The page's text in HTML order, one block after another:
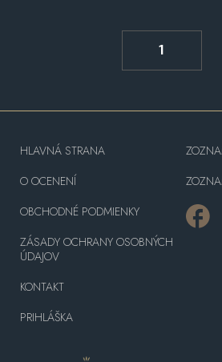
1
HLAVNÁ STRANA
O OCENENÍ
OBCHODNÉ PODMIENKY
ZÁSADY OCHRANY OSOBNÝCH
ÚDAJOV
KONTAKT
PRIHLÁŠKA